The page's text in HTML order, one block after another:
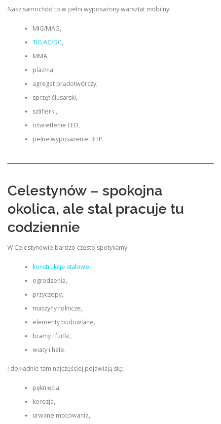
Nasz samochód to w pełni wyposażony warsztat mobilny:
MIG/MAG,
TIG AC/DC,
MMA,
plazma,
agregat prądotwórczy,
sprzęt ślusarski,
szlifierki,
oświetlenie LED,
pełne wyposażenie BHP.
Celestynów – spokojna
okolica, ale stal pracuje tu
codziennie
W Celestynowie bardzo często spotykamy:
konstrukcje stalowe,
ogrodzenia,
przyczepy,
maszyny rolnicze,
elementy budowlane,
bramy i furtki,
wiaty i hale.
I dokładnie tam najczęściej pojawiają się:
pęknięcia,
korozja,
urwane mocowania,